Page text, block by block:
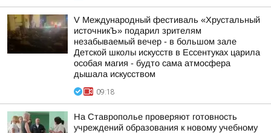
V Международный фестиваль «Хрустальный
источникЪ» подарил зрителям
незабываемый вечер - в большом зале
Детской школы искусств в Ессентуках царила
особая магия - будто сама атмосфера
дышала искусством
09:18
На Ставрополье проверяют готовность
учреждений образования к новому учебному